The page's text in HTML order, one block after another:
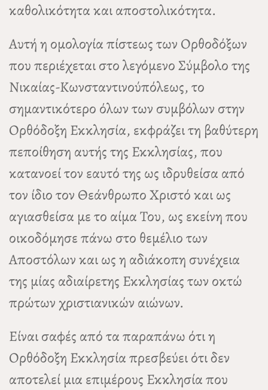
καθολικότητα και αποστολικότητα.
Αυτή η ομολογία πίστεως των Ορθοδόξων
που περιέχεται στο λεγόμενο Σύμβολο της
Νικαίας-Κωνσταντινούπόλεως, το
σημαντικότερο όλων των συμβόλων στην
Ορθόδοξη Εκκλησία, εκφράζει τη βαθύτερη
πεποίθηση αυτής της Εκκλησίας, που
κατανοεί τον εαυτό της ως ιδρυθείσα από
τον ίδιο τον Θεάνθρωπο Χριστό και ως
αγιασθείσα με το αίμα Του, ως εκείνη που
οικοδόμησε πάνω στο θεμέλιο των
Αποστόλων και ως η αδιάκοπη συνέχεια
της μίας αδιαίρετης Εκκλησίας των οκτώ
πρώτων χριστιανικών αιώνων.
Είναι σαφές από τα παραπάνω ότι η
Ορθόδοξη Εκκλησία πρεσβεύει ότι δεν
αποτελεί μια επιμέρους Εκκλησία που